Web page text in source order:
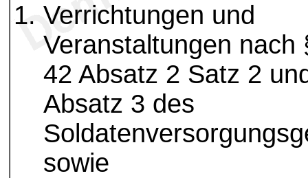
Verrichtungen und
Veranstaltungen nach
42 Absatz 2 Satz 2
Absatz 3 des
sowie